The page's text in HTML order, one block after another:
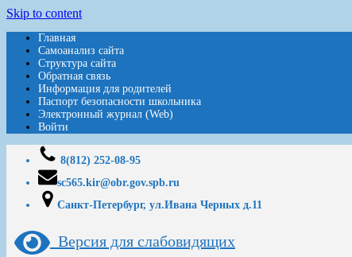
Skip to content
Главная
Самоанализ сайта
Структура сайта
Обратная связь
Информация для родителей
Паспорт безопасности школьника
Электронный журнал (Web)
Войти
8(812) 252-08-95
sc565.kir@obr.gov.spb.ru
Санкт-Петербург, ул.Ивана Черных д.11
Версия для слабовидящих